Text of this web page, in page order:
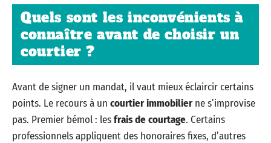
Quels sont les inconvénients à
connaître avant de choisir un
courtier ?
Avant de signer un mandat, il vaut mieux éclaircir certains
points. Le recours à un courtier immobilierne s’improvise
pas. Premier bémol : lesfrais de courtage. Certains
professionnels appliquent des honoraires fixes, d’autres